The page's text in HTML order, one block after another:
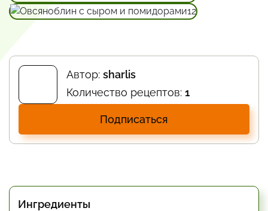
Автор: sharlis
Количество рецептов: 1
Подписаться
Ингредиенты